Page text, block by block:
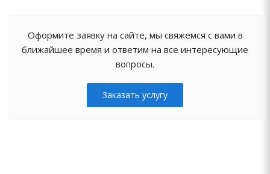
Оформите заявку на сайте, мы свяжемся с вами в
ближайшее время и ответим на все интересующие
вопросы.
Заказать услугу